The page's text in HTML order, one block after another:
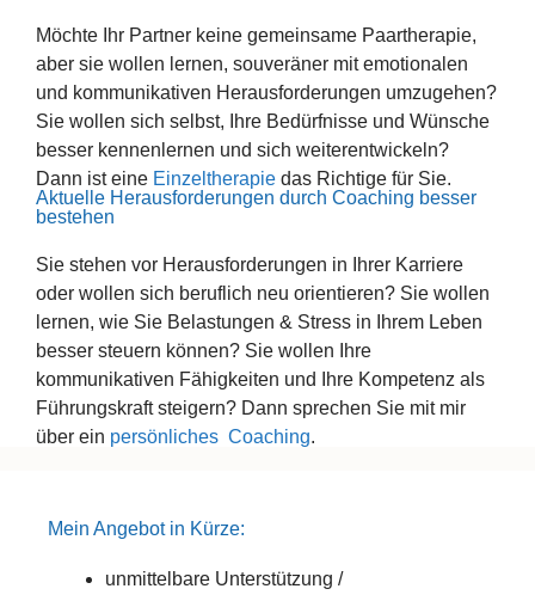
Möchte Ihr Partner keine gemeinsame Paartherapie,
aber sie wollen lernen, souveräner mit emotionalen
und kommunikativen Herausforderungen umzugehen?
Sie wollen sich selbst, Ihre Bedürfnisse und Wünsche
besser kennenlernen und sich weiterentwickeln?
Dann ist eine Einzeltherapie das Richtige für Sie.
Aktuelle Herausforderungen durch Coaching besser
bestehen
Sie stehen vor Herausforderungen in Ihrer Karriere
oder wollen sich beruflich neu orientieren? Sie wollen
lernen, wie Sie Belastungen & Stress in Ihrem Leben
besser steuern können? Sie wollen Ihre
kommunikativen Fähigkeiten und Ihre Kompetenz als
Führungskraft steigern? Dann sprechen Sie mit mir
über ein persönliches Coaching.
Mein Angebot in Kürze:
unmittelbare Unterstützung /